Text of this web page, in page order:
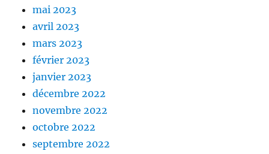
mai 2023
avril 2023
mars 2023
février 2023
janvier 2023
décembre 2022
novembre 2022
octobre 2022
septembre 2022